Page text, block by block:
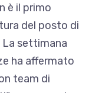
è il primo
del posto di
La settimana
ha affermato
team di